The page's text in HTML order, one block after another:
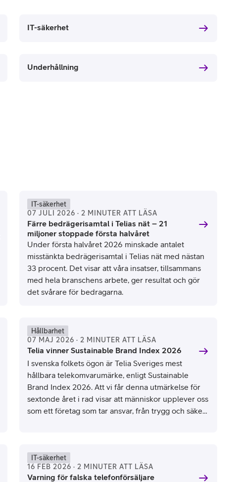
IT-säkerhet
Underhållning
IT-säkerhet
07 JULI 2026 · 2 MINUTER ATT LÄSA
Färre bedrägerisamtal i Telias nät – 21
miljoner stoppade första halvåret
Under första halvåret 2026 minskade antalet
misstänkta bedrägerisamtal i Telias nät med nästan
33 procent. Det visar att våra insatser, tillsammans
med hela branschens arbete, ger resultat och gör
det svårare för bedragarna.
Hållbarhet
07 MAJ 2026 · 2 MINUTER ATT LÄSA
Telia vinner Sustainable Brand Index 2026
I svenska folkets ögon är Telia Sveriges mest
hållbara telekomvarumärke, enligt Sustainable
Brand Index 2026. Att vi får denna utmärkelse för
sextonde året i rad visar att människor upplever oss
som ett företag som tar ansvar, från trygg och säker
IT-säkerhet
16 FEB 2026 · 2 MINUTER ATT LÄSA
Varning för falska telefonförsäljare